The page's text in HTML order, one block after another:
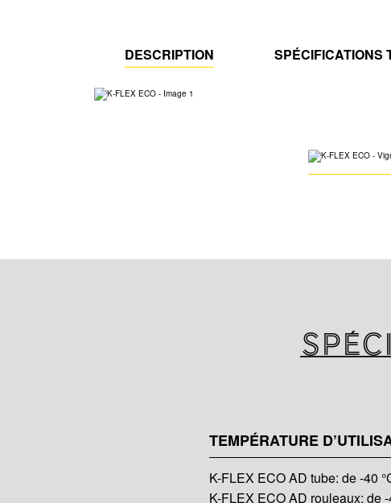
DESCRIPTION SPÉCIFICATIONS
TEMPÉRATURE
K-FLEX ECO AD tube: de -40
K-FLEX ECO AD rouleaux: de -